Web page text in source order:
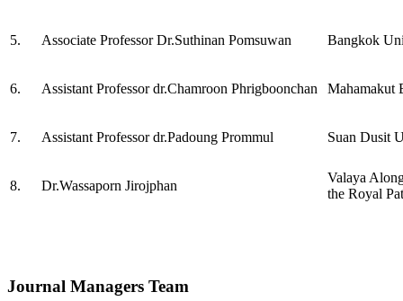
5. Associate Professor Dr.Suthinan Pomsuwan Bangkok
6. Assistant Professor dr.Chamroon Phrigboonchan Mahamakut
7. Assistant Professor dr.Padoung Prommul Suan Dusit
8. Dr.Wassaporn Jirojphan
Valaya
the Royal
Journal Managers Team